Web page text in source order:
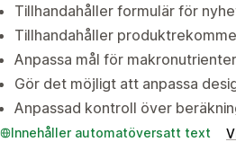
Tillhandahåller formulär för
Tillhandahåller
Anpassa mål för
Gör det möjligt att anpassa
Anpassad kontroll över
Innehåller automatöversatt text